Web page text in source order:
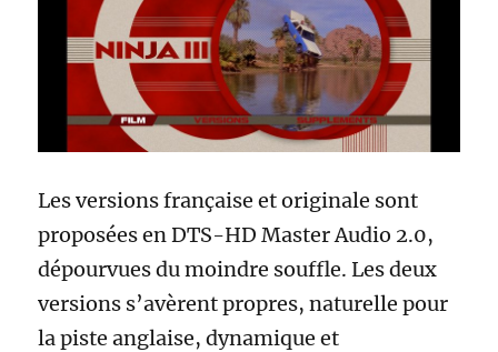
Les versions française et originale sont
proposées en DTS-HD Master Audio 2.0,
dépourvues du moindre souffle. Les deux
versions s’avèrent propres, naturelle pour
la piste anglaise, dynamique et